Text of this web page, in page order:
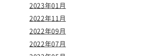
2023年01月
2022年11月
2022年09月
2022年07月